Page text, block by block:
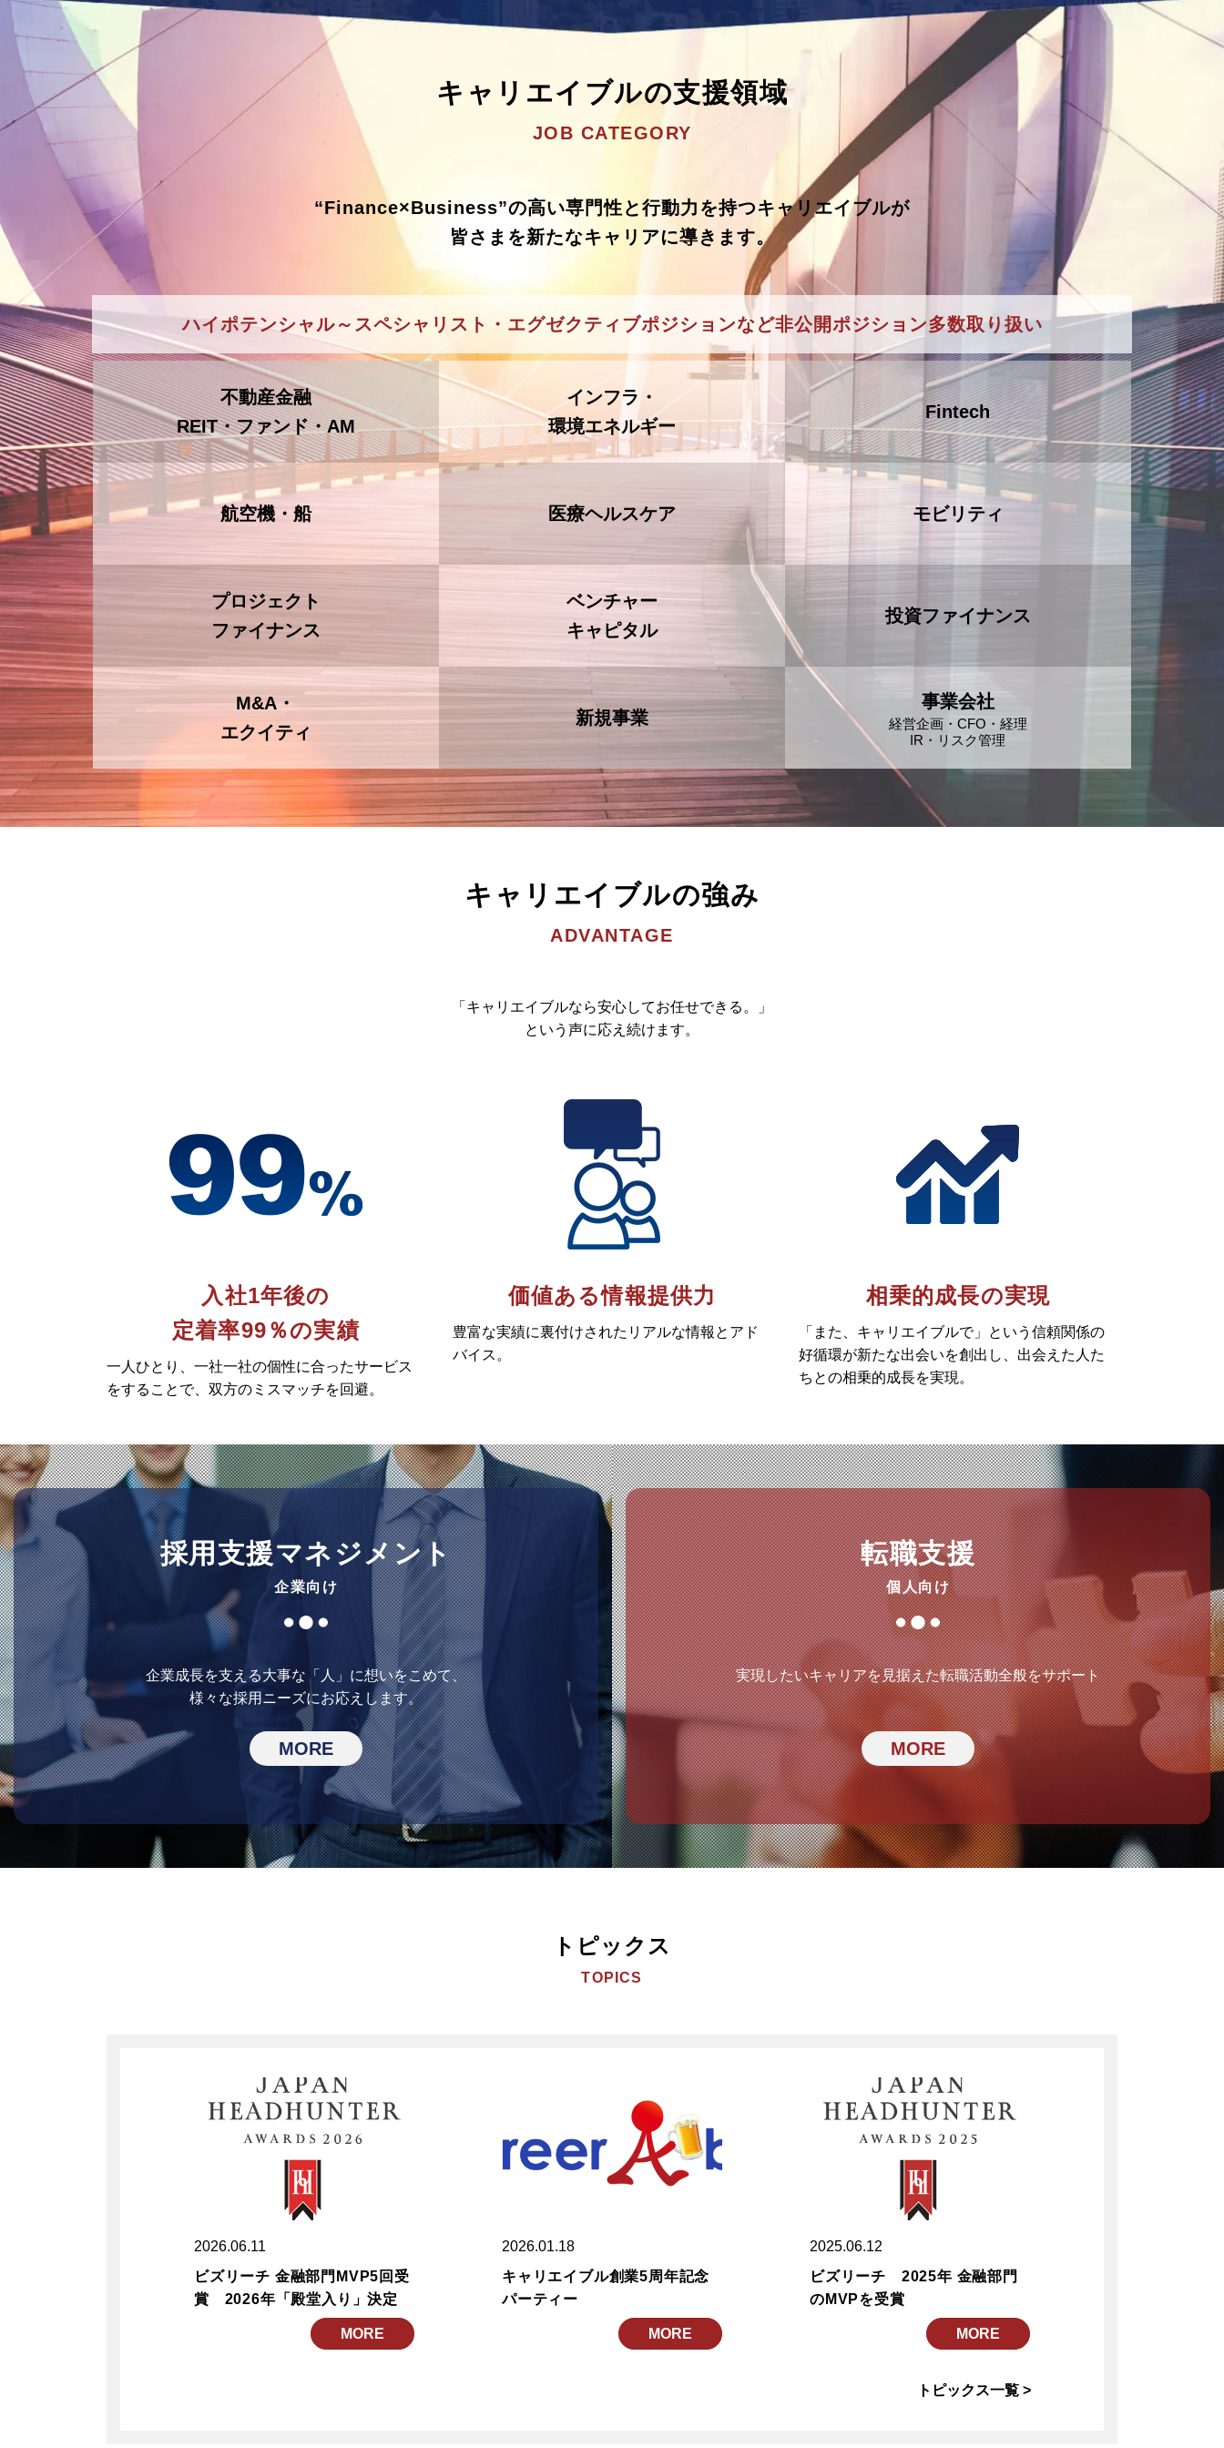
キャリエイブルの支援領域
JOB CATEGORY
“Finance×Business”の高い専門性と行動力を持つキャリエイブルが
皆さまを新たなキャリアに導きます。
ハイポテンシャル～スペシャリスト・エグゼクティブポジションなど非公開ポジション多数取り扱い
不動産金融
REIT・ファンド・AM
インフラ・
環境エネルギー
Fintech
航空機・船 医療ヘルスケア モビリティ
プロジェクト
ファイナンス
ベンチャー
キャピタル
投資ファイナンス
M&A・
エクイティ
新規事業
事業会社
経営企画・CFO・経理
IR・リスク管理
キャリエイブルの強み
ADVANTAGE
「キャリエイブルなら安心してお任せできる。」
という声に応え続けます。
入社1年後の
定着率99％の実績
一人ひとり、一社一社の個性に合ったサービス
をすることで、双方のミスマッチを回避。
価値ある情報提供力
豊富な実績に裏付けされたリアルな情報とアド
バイス。
相乗的成長の実現
「また、キャリエイブルで」という信頼関係の
好循環が新たな出会いを創出し、出会えた人た
ちとの相乗的成長を実現。
採用支援マネジメント
企業向け
企業成長を支える大事な「人」に想いをこめて、
様々な採用ニーズにお応えします。
MORE
転職支援
個人向け
実現したいキャリアを見据えた転職活動全般をサポート
MORE
トピックス
TOPICS
2026.06.11
ビズリーチ 金融部門MVP5回受
賞 2026年「殿堂入り」決定
MORE
2026.01.18
キャリエイブル創業5周年記念
パーティー
MORE
2025.06.12
ビズリーチ 2025年 金融部門
のMVPを受賞
MORE
トピックス一覧 >